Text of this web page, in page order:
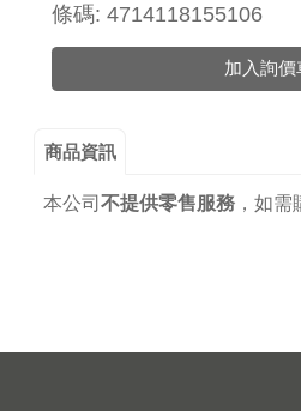
條碼: 4714118155106
加入詢價
商品資訊
本公司 不提供零售服務， 如需